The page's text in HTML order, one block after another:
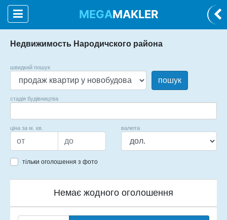
MEGAMAKLER
Недвижимость Народичского района
швидкий пошук
пошук
стадія будівництва
ціна за м. кв. валюта
тільки оголошення з фото
Немає жодного оголошення